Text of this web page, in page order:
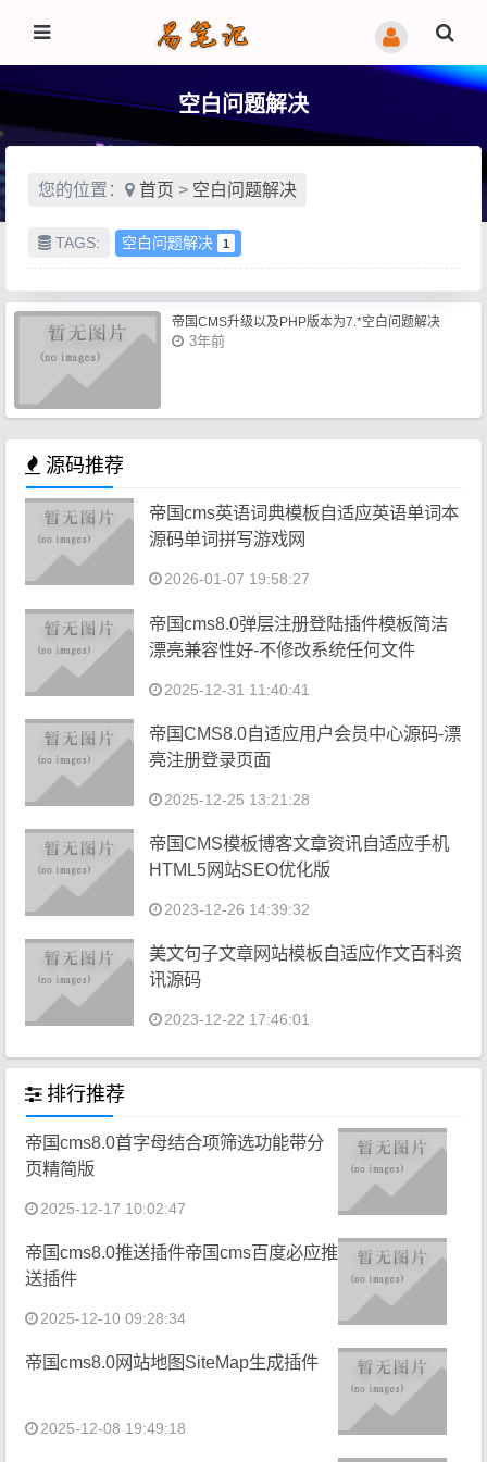
空白问题解决
您的位置： 首页 > 空白问题解决
TAGS: 空白问题解决 1
帝国CMS升级以及PHP版本为7.*空白问题解决
3年前
源码推荐
帝国cms英语词典模板自适应英语单词本
源码单词拼写游戏网
2026-01-07 19:58:27
帝国cms8.0弹层注册登陆插件模板简洁
漂亮兼容性好-不修改系统任何文件
2025-12-31 11:40:41
帝国CMS8.0自适应用户会员中心源码-漂
亮注册登录页面
2025-12-25 13:21:28
帝国CMS模板博客文章资讯自适应手机
HTML5网站SEO优化版
2023-12-26 14:39:32
美文句子文章网站模板自适应作文百科资
讯源码
2023-12-22 17:46:01
排行推荐
帝国cms8.0首字母结合项筛选功能带分
页精简版
2025-12-17 10:02:47
帝国cms8.0推送插件帝国cms百度必应推
送插件
2025-12-10 09:28:34
帝国cms8.0网站地图SiteMap生成插件
2025-12-08 19:49:18